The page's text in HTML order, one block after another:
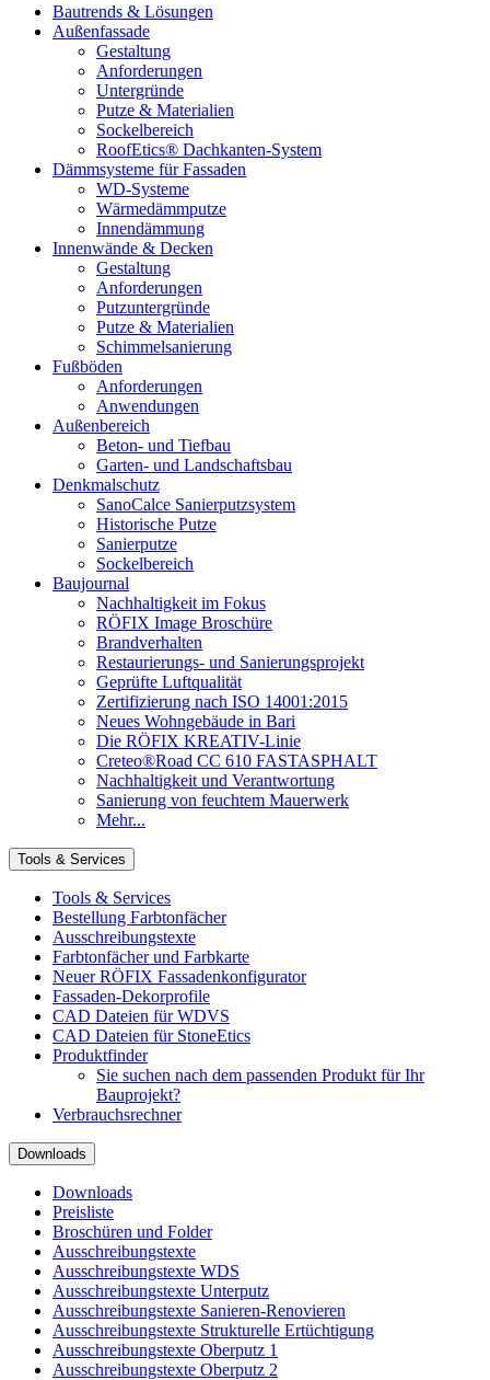
Bautrends & Lösungen
Außenfassade
Gestaltung
Anforderungen
Untergründe
Putze & Materialien
Sockelbereich
RoofEtics® Dachkanten-System
Dämmsysteme für Fassaden
WD-Systeme
Wärmedämmputze
Innendämmung
Innenwände & Decken
Gestaltung
Anforderungen
Putzuntergründe
Putze & Materialien
Schimmelsanierung
Fußböden
Anforderungen
Anwendungen
Außenbereich
Beton- und Tiefbau
Garten- und Landschaftsbau
Denkmalschutz
SanoCalce Sanierputzsystem
Historische Putze
Sanierputze
Sockelbereich
Baujournal
Nachhaltigkeit im Fokus
RÖFIX Image Broschüre
Brandverhalten
Restaurierungs- und Sanierungsprojekt
Geprüfte Luftqualität
Zertifizierung nach ISO 14001:2015
Neues Wohngebäude in Bari
Die RÖFIX KREATIV-Linie
Creteo®Road CC 610 FASTASPHALT
Nachhaltigkeit und Verantwortung
Sanierung von feuchtem Mauerwerk
Mehr...
Tools & Services
Tools & Services
Bestellung Farbtonfächer
Ausschreibungstexte
Farbtonfächer und Farbkarte
Neuer RÖFIX Fassadenkonfigurator
Fassaden-Dekorprofile
CAD Dateien für WDVS
CAD Dateien für StoneEtics
Produktfinder
Sie suchen nach dem passenden Produkt für Ihr
Bauprojekt?
Verbrauchsrechner
Downloads
Downloads
Preisliste
Broschüren und Folder
Ausschreibungstexte
Ausschreibungstexte WDS
Ausschreibungstexte Unterputz
Ausschreibungstexte Sanieren-Renovieren
Ausschreibungstexte Strukturelle Ertüchtigung
Ausschreibungstexte Oberputz 1
Ausschreibungstexte Oberputz 2